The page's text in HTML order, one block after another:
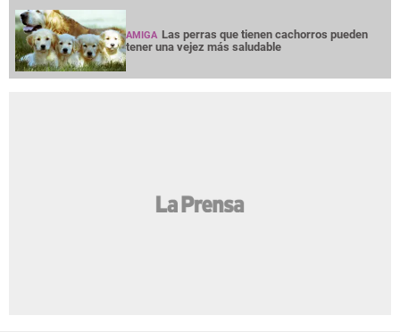
AMIGA Las perras que tienen cachorros pueden
tener una vejez más saludable